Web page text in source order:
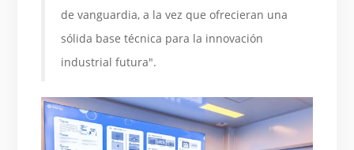
de vanguardia, a la vez que ofrecieran una
sólida base técnica para la innovación
industrial futura".